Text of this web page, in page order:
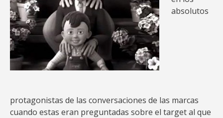
absolutos
protagonistas de las conversaciones de las marcas
cuando estas eran preguntadas sobre el target al que